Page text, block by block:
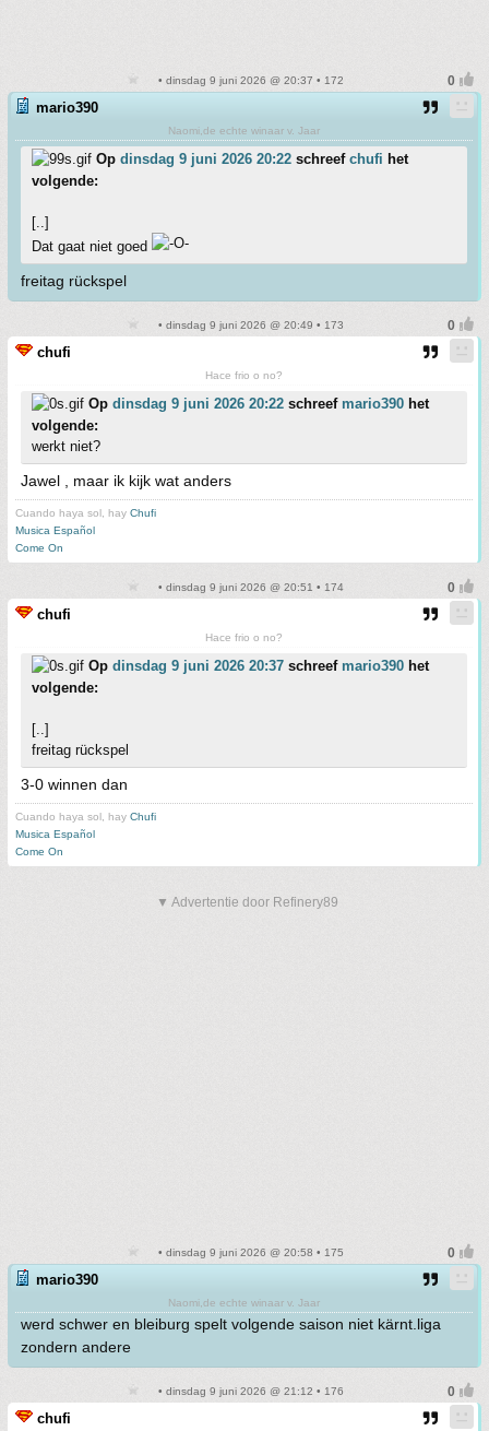
• dinsdag 9 juni 2026 @ 20:37 • 172
mario390
Naomi,de echte winaar v. Jaar
Op dinsdag 9 juni 2026 20:22 schreef chufi het
volgende:
[..]
Dat gaat niet goed
freitag rückspel
• dinsdag 9 juni 2026 @ 20:49 • 173
chufi
Hace frio o no?
Op dinsdag 9 juni 2026 20:22 schreef mario390 het
volgende:
werkt niet?
Jawel , maar ik kijk wat anders
Cuando haya sol, hay Chufi
Musica Español
Come On
• dinsdag 9 juni 2026 @ 20:51 • 174
chufi
Hace frio o no?
Op dinsdag 9 juni 2026 20:37 schreef mario390 het
volgende:
[..]
freitag rückspel
3-0 winnen dan
Cuando haya sol, hay Chufi
Musica Español
Come On
▼ Advertentie door Refinery89
• dinsdag 9 juni 2026 @ 20:58 • 175
mario390
Naomi,de echte winaar v. Jaar
werd schwer en bleiburg spelt volgende saison niet kärnt.liga
zondern andere
• dinsdag 9 juni 2026 @ 21:12 • 176
chufi